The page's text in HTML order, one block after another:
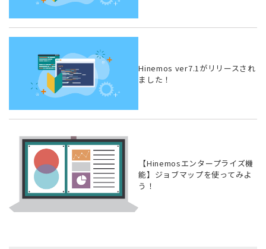
Hinemos ver7.1がリリースされ
ました！
【Hinemosエンタープライズ機
能】ジョブマップを使ってみよ
う！